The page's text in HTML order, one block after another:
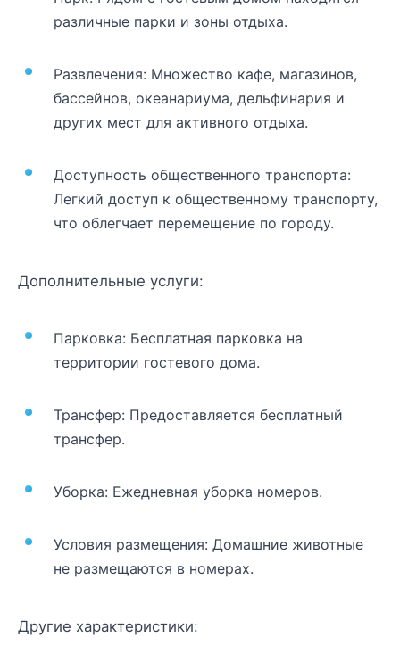
различные парки и зоны отдыха.
Развлечения: Множество кафе, магазинов,
бассейнов, океанариума, дельфинария и
других мест для активного отдыха.
Доступность общественного транспорта:
Легкий доступ к общественному транспорту,
что облегчает перемещение по городу.
Дополнительные услуги:
Парковка: Бесплатная парковка на
территории гостевого дома.
Трансфер: Предоставляется бесплатный
трансфер.
Уборка: Ежедневная уборка номеров.
Условия размещения: Домашние животные
не размещаются в номерах.
Другие характеристики: